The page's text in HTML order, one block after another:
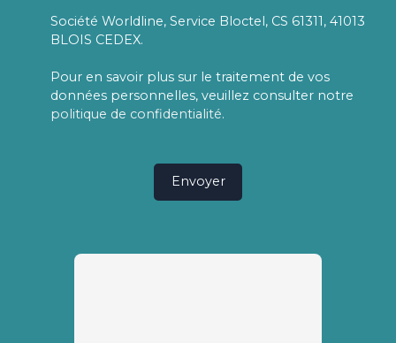
Société Worldline, Service Bloctel, CS 61311, 41013
BLOIS CEDEX.
Pour en savoir plus sur le traitement de vos
données personnelles, veuillez consulter notre
politique de confidentialité.
Envoyer